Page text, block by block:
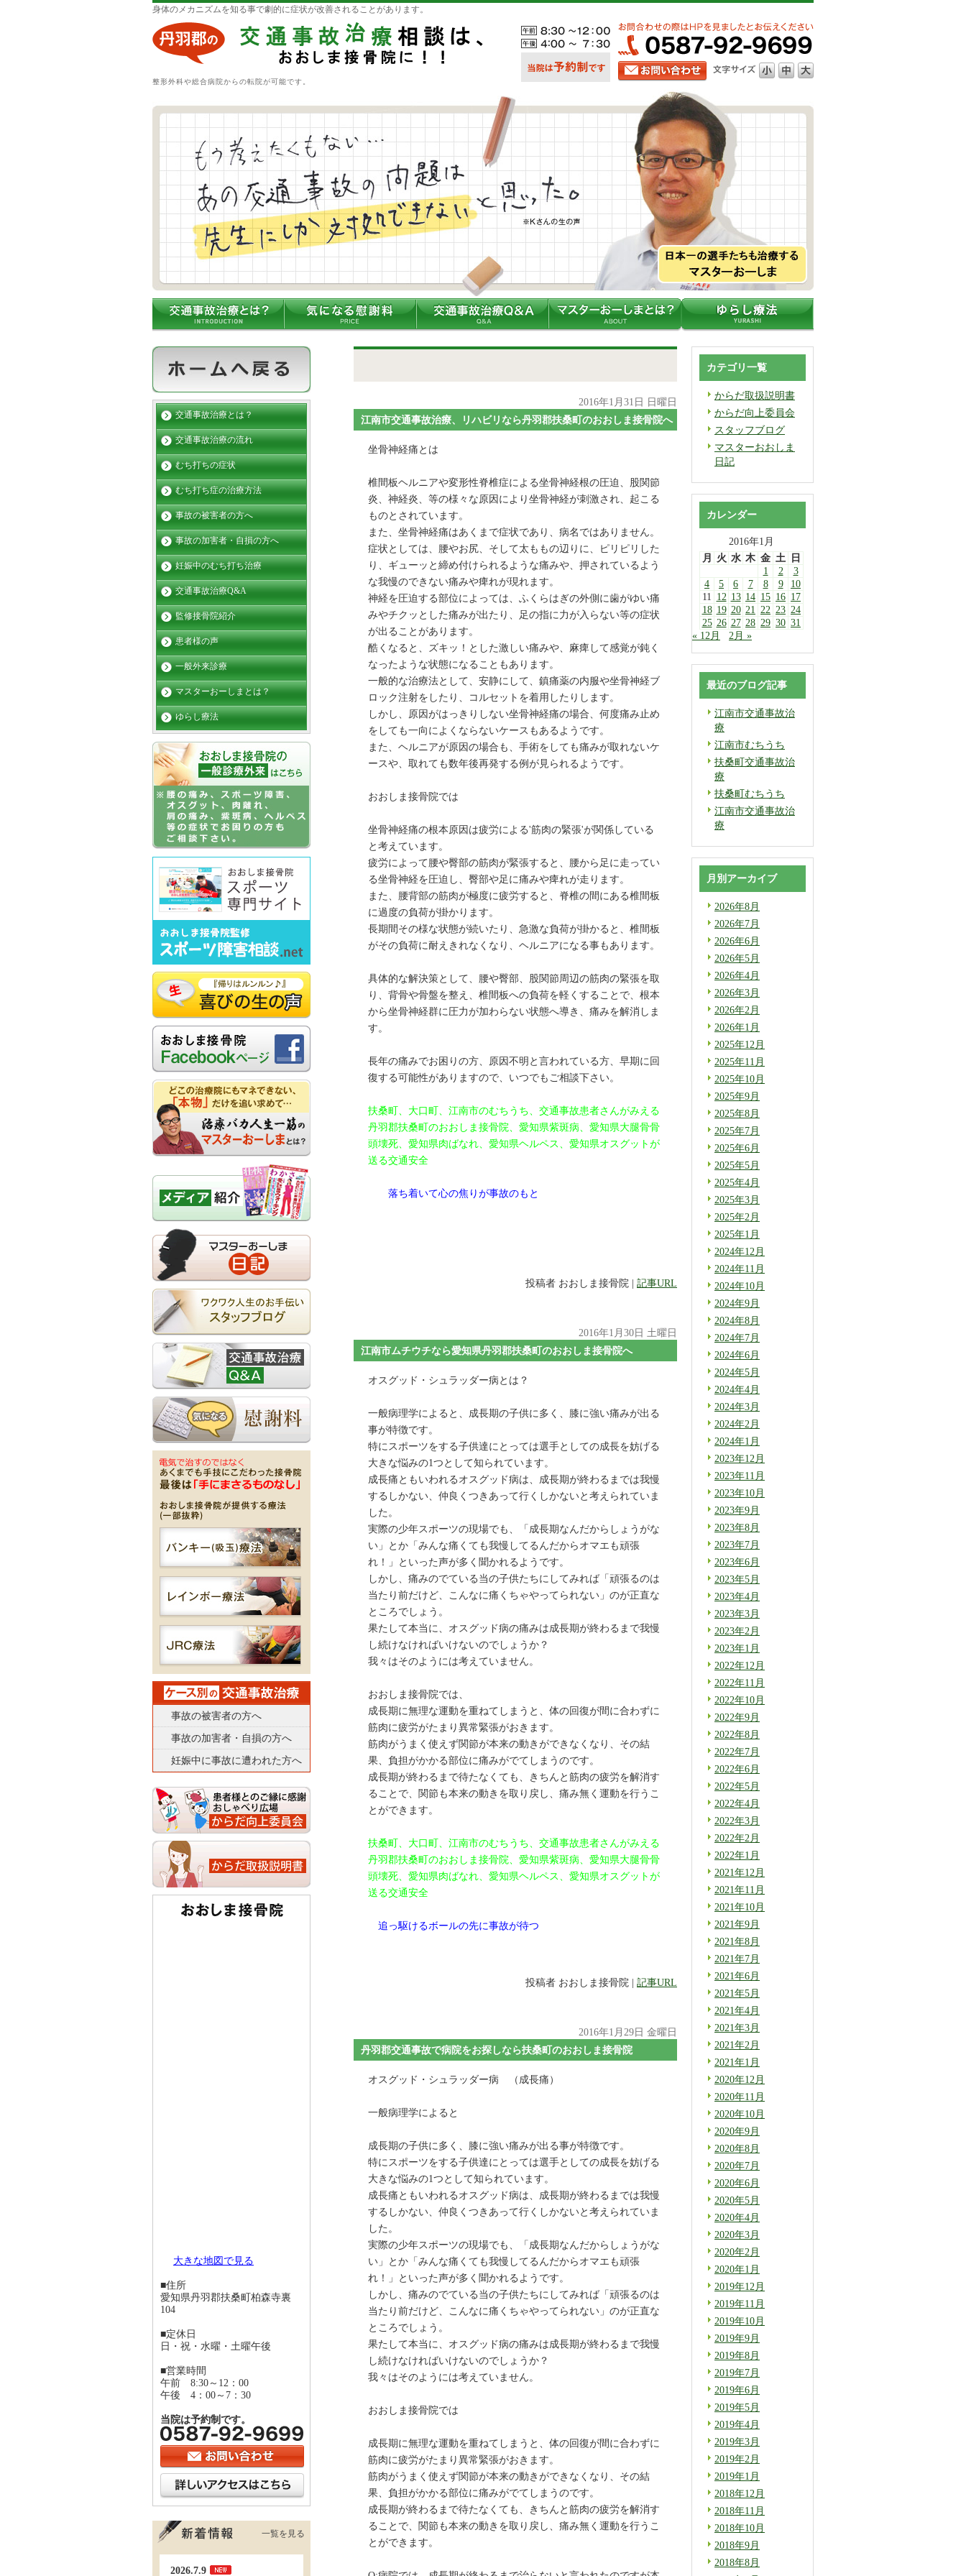
身体のメカニズムを知る事で劇的に症状が改善されることがあります。
整形外科や総合病院からの転院が可能です。
2016年1月31日 日曜日
江南市交通事故治療、リハビリなら丹羽郡扶桑町のおおしま接骨院へ
坐骨神経痛とは
椎間板ヘルニアや変形性脊椎症による坐骨神経根の圧迫、股関節
炎、神経炎、等の様々な原因により坐骨神経が刺激され、起こる
ものとされています。
また、坐骨神経痛はあくまで症状であり、病名ではありません。
症状としては、腰やお尻、そして太ももの辺りに、ピリピリした
り、ギューッと締め付けられるような痛みや、押されているよう
な我慢のできない痛みや痺れが現れます。
神経を圧迫する部位によっては、ふくらはぎの外側に歯がゆい痛
みやチクッとした痛みが出たり、足の指に力が入らない等の症状
が出ることがあります。
酷くなると、ズキッ！とした激しい痛みや、麻痺して感覚が鈍く
なったような状態になることもあります。
一般的な治療法として、安静にして、鎮痛薬の内服や坐骨神経ブ
ロック注射をしたり、コルセットを着用したりします。
しかし、原因がはっきりしない坐骨神経痛の場合、何度痛み止め
をしても一向によくならないケースもあるようです。
また、ヘルニアが原因の場合も、手術をしても痛みが取れないケ
ースや、取れても数年後再発する例が見られるようです。
おおしま接骨院では
坐骨神経痛の根本原因は疲労による'筋肉の緊張'が関係している
と考えています。
疲労によって腰や臀部の筋肉が緊張すると、腰から足に走ってい
る坐骨神経を圧迫し、臀部や足に痛みや痺れが走ります。
また、腰背部の筋肉が極度に疲労すると、脊椎の間にある椎間板
に過度の負荷が掛かります。
長期間その様な状態が続いたり、急激な負荷が掛かると、椎間板
がその負荷に耐えきれなくなり、ヘルニアになる事もあります。
具体的な解決策として、腰や臀部、股関節周辺の筋肉の緊張を取
り、背骨や骨盤を整え、椎間板への負荷を軽くすることで、根本
から坐骨神経群に圧力が加わらない状態へ導き、痛みを解消しま
す。
長年の痛みでお困りの方、原因不明と言われている方、早期に回
復する可能性がありますので、いつでもご相談下さい。
扶桑町、大口町、江南市のむちうち、交通事故患者さんがみえる
丹羽郡扶桑町のおおしま接骨院、愛知県紫斑病、愛知県大腿骨骨
頭壊死、愛知県肉ばなれ、愛知県ヘルペス、愛知県オスグットが
送る交通安全
落ち着いて心の焦りが事故のもと
投稿者 おおしま接骨院 | 記事URL
2016年1月30日 土曜日
江南市ムチウチなら愛知県丹羽郡扶桑町のおおしま接骨院へ
オスグッド・シュラッダー病とは？
一般病理学によると、成長期の子供に多く、膝に強い痛みが出る
事が特徴です。
特にスポーツをする子供達にとっては選手としての成長を妨げる
大きな悩みの1つとして知られています。
成長痛ともいわれるオスグッド病は、成長期が終わるまでは我慢
するしかない、仲良くつきあって行くしかないと考えられていま
した。
実際の少年スポーツの現場でも、「成長期なんだからしょうがな
い」とか「みんな痛くても我慢してるんだからオマエも頑張
れ！」といった声が多く聞かれるようです。
しかし、痛みのでている当の子供たちにしてみれば「頑張るのは
当たり前だけど、こんなに痛くちゃやってられない」のが正直な
ところでしょう。
果たして本当に、オスグッド病の痛みは成長期が終わるまで我慢
し続けなければいけないのでしょうか？
我々はそのようには考えていません。
おおしま接骨院では、
成長期に無理な運動を重ねてしまうと、体の回復が間に合わずに
筋肉に疲労がたまり異常緊張がおきます。
筋肉がうまく使えず関節が本来の動きができなくなり、その結
果、負担がかかる部位に痛みがでてしまうのです。
成長期が終わるまで待たなくても、きちんと筋肉の疲労を解消す
ることで、関節も本来の動きを取り戻し、痛み無く運動を行うこ
とができます。
扶桑町、大口町、江南市のむちうち、交通事故患者さんがみえる
丹羽郡扶桑町のおおしま接骨院、愛知県紫斑病、愛知県大腿骨骨
頭壊死、愛知県肉ばなれ、愛知県ヘルペス、愛知県オスグットが
送る交通安全
追っ駆けるボールの先に事故が待つ
投稿者 おおしま接骨院 | 記事URL
2016年1月29日 金曜日
丹羽郡交通事故で病院をお探しなら扶桑町のおおしま接骨院
オスグッド・シュラッダー病 （成長痛）
一般病理学によると
成長期の子供に多く、膝に強い痛みが出る事が特徴です。
特にスポーツをする子供達にとっては選手としての成長を妨げる
大きな悩みの1つとして知られています。
成長痛ともいわれるオスグッド病は、成長期が終わるまでは我慢
するしかない、仲良くつきあって行くしかないと考えられていま
した。
実際の少年スポーツの現場でも、「成長期なんだからしょうがな
い」とか「みんな痛くても我慢してるんだからオマエも頑張
れ！」といった声が多く聞かれるようです。
しかし、痛みのでている当の子供たちにしてみれば「頑張るのは
当たり前だけど、こんなに痛くちゃやってられない」のが正直な
ところでしょう。
果たして本当に、オスグッド病の痛みは成長期が終わるまで我慢
し続けなければいけないのでしょうか？
我々はそのようには考えていません。
おおしま接骨院では
成長期に無理な運動を重ねてしまうと、体の回復が間に合わずに
筋肉に疲労がたまり異常緊張がおきます。
筋肉がうまく使えず関節が本来の動きができなくなり、その結
果、負担がかかる部位に痛みがでてしまうのです。
成長期が終わるまで待たなくても、きちんと筋肉の疲労を解消す
ることで、関節も本来の動きを取り戻し、痛み無く運動を行うこ
とができます。
カテゴリ一覧
からだ取扱説明書
からだ向上委員会
スタッフブログ
マスターおおしま
日記
カレンダー
2016年1月
月
火 水 木 金 土
日
1
2
3
4
5 6 7 8 9
10
11 12 13 14 15 16 17
18 19 20 21 22 23 24
25 26 27 28 29 30 31
« 12月
2月 »
最近のブログ記事
江南市交通事故治
療
江南市むちうち
扶桑町交通事故治
療
扶桑町むちうち
江南市交通事故治
療
月別アーカイブ
2026年8月
2026年7月
2026年6月
2026年5月
2026年4月
2026年3月
2026年2月
2026年1月
2025年12月
2025年11月
2025年10月
2025年9月
2025年8月
2025年7月
2025年6月
2025年5月
2025年4月
2025年3月
2025年2月
2025年1月
2024年12月
2024年11月
2024年10月
2024年9月
2024年8月
2024年7月
2024年6月
2024年5月
2024年4月
2024年3月
2024年2月
2024年1月
2023年12月
2023年11月
2023年10月
2023年9月
2023年8月
2023年7月
2023年6月
2023年5月
2023年4月
2023年3月
2023年2月
2023年1月
2022年12月
2022年11月
2022年10月
2022年9月
2022年8月
2022年7月
2022年6月
2022年5月
2022年4月
2022年3月
2022年2月
2022年1月
2021年12月
2021年11月
2021年10月
2021年9月
2021年8月
2021年7月
2021年6月
2021年5月
2021年4月
2021年3月
2021年2月
2021年1月
2020年12月
2020年11月
2020年10月
2020年9月
2020年8月
2020年7月
2020年6月
2020年5月
2020年4月
2020年3月
2020年2月
2020年1月
2019年12月
2019年11月
2019年10月
2019年9月
2019年8月
2019年7月
2019年6月
2019年5月
2019年4月
2019年3月
2019年2月
2019年1月
2018年12月
2018年11月
2018年10月
2018年9月
2018年8月
交通事故治療とは？
交通事故治療の流れ
むち打ちの症状
むち打ち症の治療方法
事故の被害者の方へ
事故の加害者・自損の方へ
妊娠中のむち打ち治療
交通事故治療Q&A
監修接骨院紹介
患者様の声
一般外来診療
マスターおーしまとは？
ゆらし療法
事故の被害者の方へ
事故の加害者・自損の方へ
妊娠中に事故に遭われた方へ
大きな地図で見る
■住所
愛知県丹羽郡扶桑町柏森寺裏
104
■定休日
日・祝・水曜・土曜午後
■営業時間
午前 8:30～12：00
午後 4：00～7：30
当院は予約制です。
一覧を見る
2026.7.9